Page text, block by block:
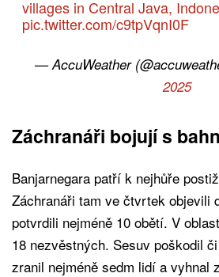
villages in Central Java,
pic.twitter.com/c9tpVqnI0F
— AccuWeather
2025
Záchranáři bojují s
Banjarnegara patří k nejhůře
Záchranáři tam ve čtvrtek objevili
potvrdili nejméně 10 obětí. V
18 nezvěstných. Sesuv poškodil
zranil nejméně sedm lidí a vyhnal